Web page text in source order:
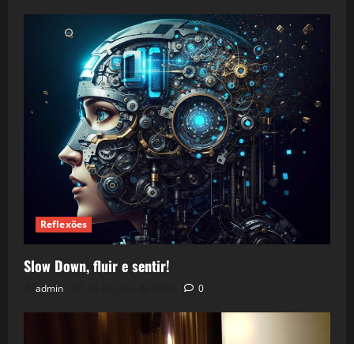
Reflexões
Slow Down, fluir e sentir!
admin 0